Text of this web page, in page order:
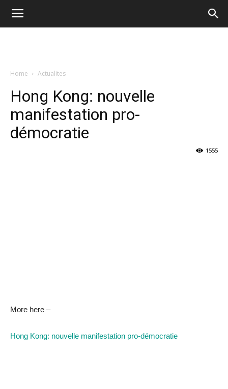
Home Actualites
Hong Kong: nouvelle
manifestation pro-
démocratie
1555
More here –
Hong Kong: nouvelle manifestation pro-démocratie